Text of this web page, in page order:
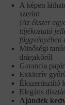
A képen
szerint
(Az ékszer
tájékoztató
függvényében
Minőségi
drágakőről
Garancia papír
Exkluzív
Ékszertisztító
Elegáns
Ajándék